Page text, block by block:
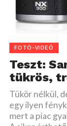
FOTÓ-VIDEÓ
Teszt:
tükrös,
Tükör nélkül,
egy ilyen
mert a piac